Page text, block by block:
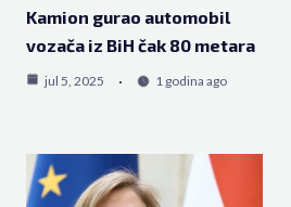
Kamion gurao automobil
vozača iz BiH čak 80 metara
jul 5, 2025 1 godina ago